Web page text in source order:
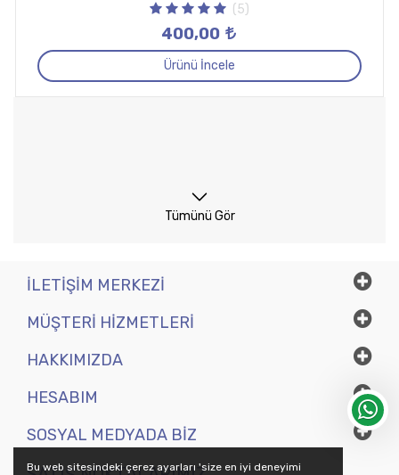
(5)
400,00
Ürünü İncele
Tümünü Gör
İLETIŞIM MERKEZI
MÜŞTERI HIZMETLERI
HAKKIMIZDA
HESABIM
SOSYAL MEDYADA BIZ
Bu web sitesindeki çerez ayarları 'size en iyi deneyimi